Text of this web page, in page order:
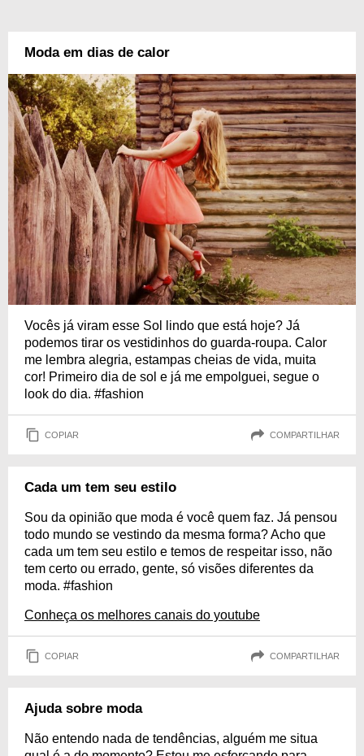
Moda em dias de calor
Vocês já viram esse Sol lindo que está hoje? Já
podemos tirar os vestidinhos do guarda-roupa. Calor
me lembra alegria, estampas cheias de vida, muita
cor! Primeiro dia de sol e já me empolguei, segue o
look do dia. #fashion
COPIAR COMPARTILHAR
Cada um tem seu estilo
Sou da opinião que moda é você quem faz. Já pensou
todo mundo se vestindo da mesma forma? Acho que
cada um tem seu estilo e temos de respeitar isso, não
tem certo ou errado, gente, só visões diferentes da
moda. #fashion
Conheça os melhores canais do youtube
COPIAR COMPARTILHAR
Ajuda sobre moda
Não entendo nada de tendências, alguém me situa